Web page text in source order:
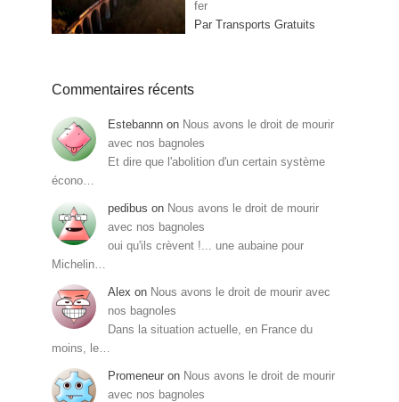
fer
Par Transports Gratuits
Commentaires récents
Estebannn on Nous avons le droit de mourir
avec nos bagnoles
Et dire que l'abolition d'un certain système
écono…
pedibus on Nous avons le droit de mourir
avec nos bagnoles
oui qu'ils crèvent !... une aubaine pour
Michelin…
Alex on Nous avons le droit de mourir avec
nos bagnoles
Dans la situation actuelle, en France du
moins, le…
Promeneur on Nous avons le droit de mourir
avec nos bagnoles